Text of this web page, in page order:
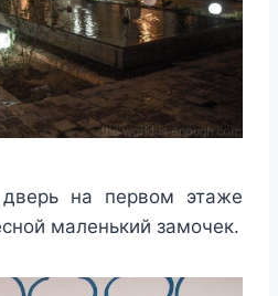
на первом этаже
маленький замочек.